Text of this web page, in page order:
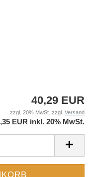
40,29 EUR
zzgl. 20% MwSt. zzgl. Versand
EUR inkl. 20% MwSt.